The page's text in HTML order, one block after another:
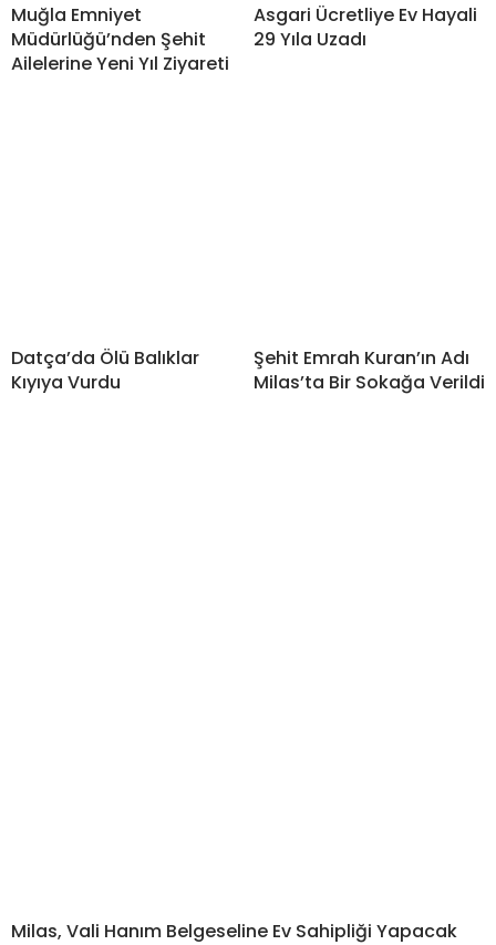
Muğla Emniyet
Müdürlüğü’nden Şehit
Ailelerine Yeni Yıl Ziyareti
Asgari Ücretliye Ev Hayali
29 Yıla Uzadı
Datça’da Ölü Balıklar
Kıyıya Vurdu
Şehit Emrah Kuran’ın Adı
Milas’ta Bir Sokağa Verildi
Milas, Vali Hanım Belgeseline Ev Sahipliği Yapacak